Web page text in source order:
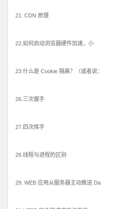
21. CDN 原理
22.如何启动浏览器硬件加速，小
23.什么是 Cookie 隔离？（或者说：
26.三次握手
27.四次挥手
28.线程与进程的区别
29. WEB 应用从服务器主动推送 Da